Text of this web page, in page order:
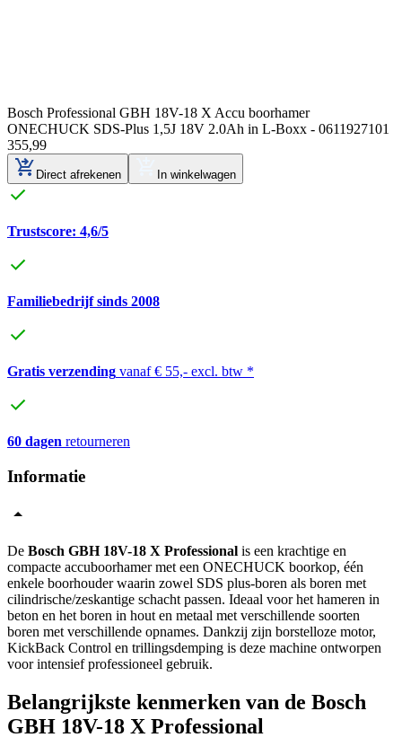
Bosch Professional GBH 18V-18 X Accu boorhamer
ONECHUCK SDS-Plus 1,5J 18V 2.0Ah in L-Boxx - 0611927101
355,99
Direct afrekenen In winkelwagen
Trustscore: 4,6/5
Familiebedrijf sinds 2008
Gratis verzending vanaf € 55,- excl. btw *
60 dagen retourneren
Informatie
De Bosch GBH 18V-18 X Professional is een krachtige en
compacte accuboorhamer met een ONECHUCK boorkop, één
enkele boorhouder waarin zowel SDS plus-boren als boren met
cilindrische/zeskantige schacht passen. Ideaal voor het hameren in
beton en het boren in hout en metaal met verschillende soorten
boren met verschillende opnames. Dankzij zijn borstelloze motor,
KickBack Control en trillingsdemping is deze machine ontworpen
voor intensief professioneel gebruik.
Belangrijkste kenmerken van de Bosch
GBH 18V-18 X Professional